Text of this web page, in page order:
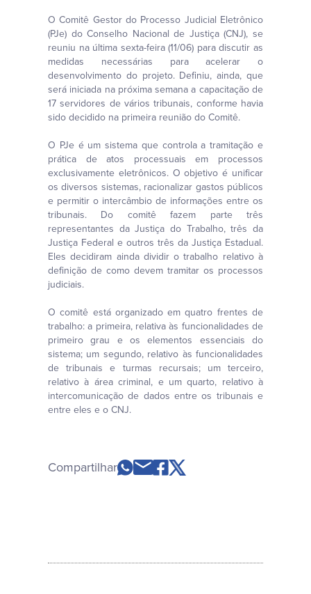
O Comitê Gestor do Processo Judicial Eletrônico
(PJe) do Conselho Nacional de Justiça (CNJ), se
reuniu na última sexta-feira (11/06) para discutir as
medidas necessárias para acelerar o
desenvolvimento do projeto. Definiu, ainda, que
será iniciada na próxima semana a capacitação de
17 servidores de vários tribunais, conforme havia
sido decidido na primeira reunião do Comitê.
O PJe é um sistema que controla a tramitação e
prática de atos processuais em processos
exclusivamente eletrônicos. O objetivo é unificar
os diversos sistemas, racionalizar gastos públicos
e permitir o intercâmbio de informações entre os
tribunais. Do comitê fazem parte três
representantes da Justiça do Trabalho, três da
Justiça Federal e outros três da Justiça Estadual.
Eles decidiram ainda dividir o trabalho relativo à
definição de como devem tramitar os processos
judiciais.
O comitê está organizado em quatro frentes de
trabalho: a primeira, relativa às funcionalidades de
primeiro grau e os elementos essenciais do
sistema; um segundo, relativo às funcionalidades
de tribunais e turmas recursais; um terceiro,
relativo à área criminal, e um quarto, relativo à
intercomunicação de dados entre os tribunais e
entre eles e o CNJ.
Compartilhar